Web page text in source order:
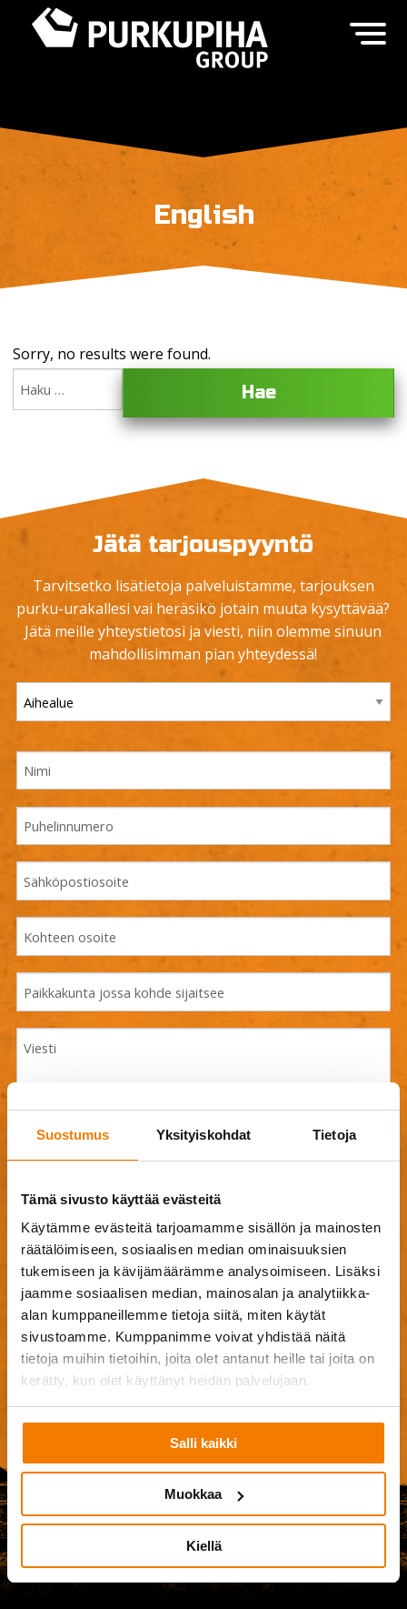
Suostumus Yksityiskohdat Tietoja
Tämä sivusto käyttää evästeitä
Käytämme evästeitä tarjoamamme sisällön ja mainosten
räätälöimiseen, sosiaalisen median ominaisuuksien
tukemiseen ja kävijämäärämme analysoimiseen. Lisäksi
jaamme sosiaalisen median, mainosalan ja analytiikka-
alan kumppaneillemme tietoja siitä, miten käytät
sivustoamme. Kumppanimme voivat yhdistää näitä
tietoja muihin tietoihin, joita olet antanut heille tai joita on
kerätty, kun olet käyttänyt heidän palvelujaan.
Salli kaikki
Muokkaa
Kiellä
English
Sorry, no results were found.
Jätä tarjouspyyntö
Tarvitsetko lisätietoja palveluistamme, tarjouksen
purku-urakallesi vai heräsikö jotain muuta kysyttävää?
Jätä meille yhteystietosi ja viesti, niin olemme sinuun
mahdollisimman pian yhteydessä!
Drag & Drop Files Here
Browse Files
Hyväksynkäyttöehdot.